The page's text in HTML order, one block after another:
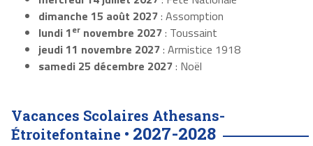
dimanche 15 août 2027: Assomption
lundi 1er novembre 2027: Toussaint
jeudi 11 novembre 2027: Armistice 1918
samedi 25 décembre 2027: Noël
Vacances Scolaires Athesans-
Étroitefontaine • 2027-2028